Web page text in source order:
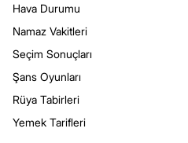
Hava Durumu
Namaz Vakitleri
Seçim Sonuçları
Şans Oyunları
Rüya Tabirleri
Yemek Tarifleri